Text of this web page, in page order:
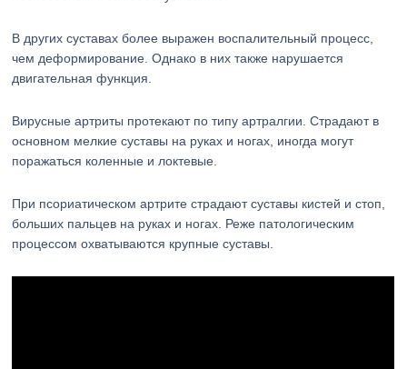
В других суставах более выражен воспалительный процесс,
чем деформирование. Однако в них также нарушается
двигательная функция.
Вирусные артриты протекают по типу артралгии. Страдают в
основном мелкие суставы на руках и ногах, иногда могут
поражаться коленные и локтевые.
При псориатическом артрите страдают суставы кистей и стоп,
больших пальцев на руках и ногах. Реже патологическим
процессом охватываются крупные суставы.